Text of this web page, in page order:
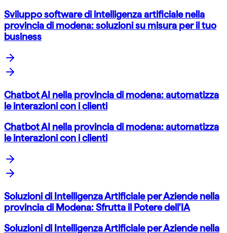
Sviluppo software di intelligenza artificiale nella
provincia di modena: soluzioni su misura per il tuo
business
Chatbot AI nella provincia di modena: automatizza
le interazioni con i clienti
Chatbot AI nella provincia di modena: automatizza
le interazioni con i clienti
Soluzioni di Intelligenza Artificiale per Aziende nella
provincia di Modena: Sfrutta il Potere dell'IA
Soluzioni di Intelligenza Artificiale per Aziende nella